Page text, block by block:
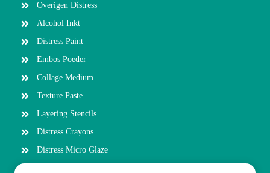
Overigen Distress
Alcohol Inkt
Distress Paint
Embos Poeder
Collage Medium
Texture Paste
Layering Stencils
Distress Crayons
Distress Micro Glaze